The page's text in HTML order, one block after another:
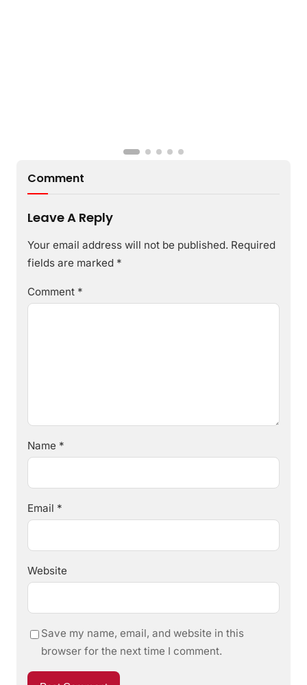
Comment
Leave A Reply
Your email address will not be published. Required
fields are marked *
Comment *
Name *
Email *
Website
Save my name, email, and website in this
browser for the next time I comment.